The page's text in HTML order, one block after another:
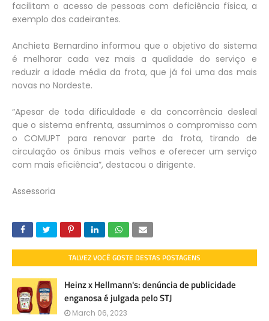
facilitam o acesso de pessoas com deficiência física, a
exemplo dos cadeirantes.
Anchieta Bernardino informou que o objetivo do sistema
é melhorar cada vez mais a qualidade do serviço e
reduzir a idade média da frota, que já foi uma das mais
novas no Nordeste.
“Apesar de toda dificuldade e da concorrência desleal
que o sistema enfrenta, assumimos o compromisso com
o COMUPT para renovar parte da frota, tirando de
circulação os ônibus mais velhos e oferecer um serviço
com mais eficiência”, destacou o dirigente.
Assessoria
TALVEZ VOCÊ GOSTE DESTAS POSTAGENS
Heinz x Hellmann's: denúncia de publicidade
enganosa é julgada pelo STJ
March 06, 2023